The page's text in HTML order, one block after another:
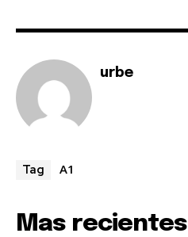
urbe
Tag A1
Mas recientes